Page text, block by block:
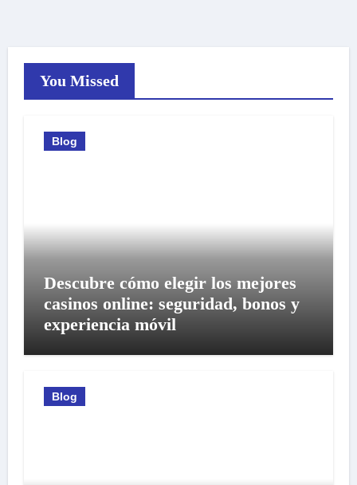
You Missed
Blog
Descubre cómo elegir los mejores
casinos online: seguridad, bonos y
experiencia móvil
Blog